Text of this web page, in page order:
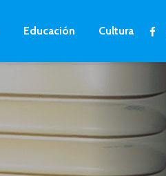
Educación Cultura